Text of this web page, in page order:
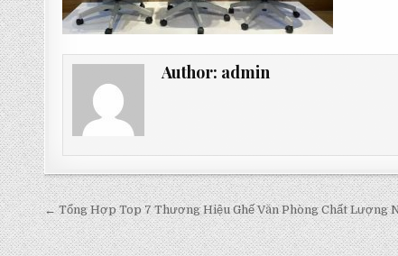
Author: admin
Post
navigation
← Tổng Hợp Top 7 Thương Hiệu Ghế Văn Phòng Chất Lượng